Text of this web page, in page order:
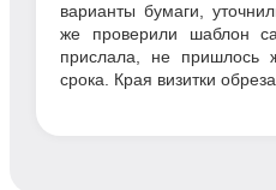
варианты бумаги,
же проверили шаблон
прислала, не пришлось
срока. Края визитки